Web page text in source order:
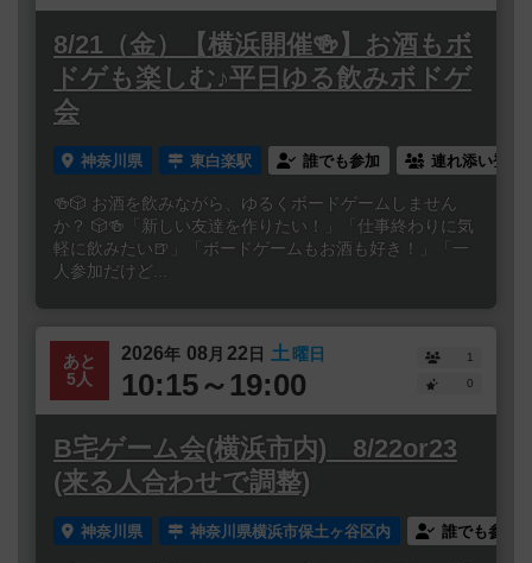
8/21（金）【横浜開催🍻】お酒もボ
ドゲも楽しむ♪平日ゆる飲みボドゲ
会
神奈川県 東白楽駅 誰でも参加 連れ添い登録
🍻🎲 お酒を飲みながら、ゆるくボードゲームしません
か？ 🎲🍻「新しい友達を作りたい！」「仕事終わりに気
軽に飲みたい🍺」「ボードゲームもお酒も好き！」「一
人参加だけど...
あと
5人
2026年 08 月 22日 土曜日
10:15～19:00
1
0
B宅ゲーム会(横浜市内) 8/22or23
(来る人合わせで調整)
神奈川県 神奈川県横浜市保土ヶ谷区内 誰でも参加